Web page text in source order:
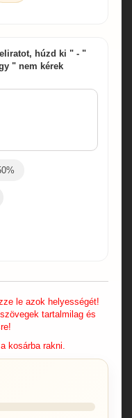
húzd ki " - "
" nem kérek
le azok helyességét!
tartalmilag és
kosárba rakni.